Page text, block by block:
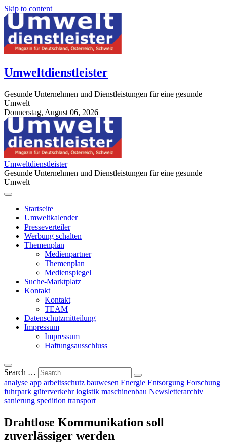
Skip to content
Umweltdienstleister
Gesunde Unternehmen und Dienstleistungen für eine gesunde
Umwelt
Donnerstag, August 06, 2026
StuttgartApotheke.com
Umweltdienstleister
Gesunde Unternehmen und Dienstleistungen für eine gesunde
Umwelt
Startseite
Umweltkalender
Presseverteiler
Werbung schalten
Themenplan
Medienpartner
Themenplan
Medienspiegel
Suche-Marktplatz
Kontakt
Kontakt
TEAM
Datenschutzmitteilung
Impressum
Impressum
Haftungsausschluss
Search …
analyse app arbeitsschutz bauwesen Energie Entsorgung Forschung
fuhrpark güterverkehr logistik maschinenbau Newsletterarchiv
sanierung spedition transport
Drahtlose Kommunikation soll
zuverlässiger werden